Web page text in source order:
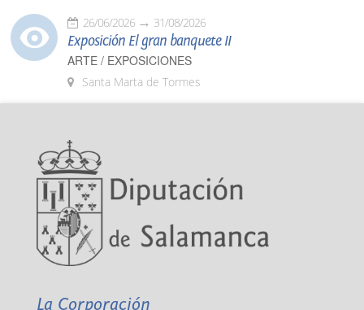
26/06/2026 31/08/2026
Exposición El gran banquete II
ARTE / EXPOSICIONES
Santa Marta de Tormes
La Corporación